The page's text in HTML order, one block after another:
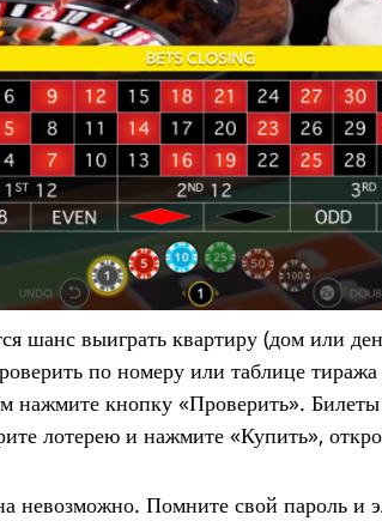
шанс выиграть квартиру (дом или
по номеру или таблице
нажмите кнопку «Проверить».
лотерею и нажмите «Купить»,
невозможно. Помните свой пароль